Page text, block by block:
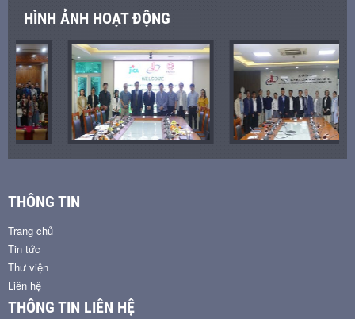
HÌNH ẢNH HOẠT ĐỘNG
THÔNG TIN
Trang chủ
Tin tức
Thư viện
Liên hệ
THÔNG TIN LIÊN HỆ